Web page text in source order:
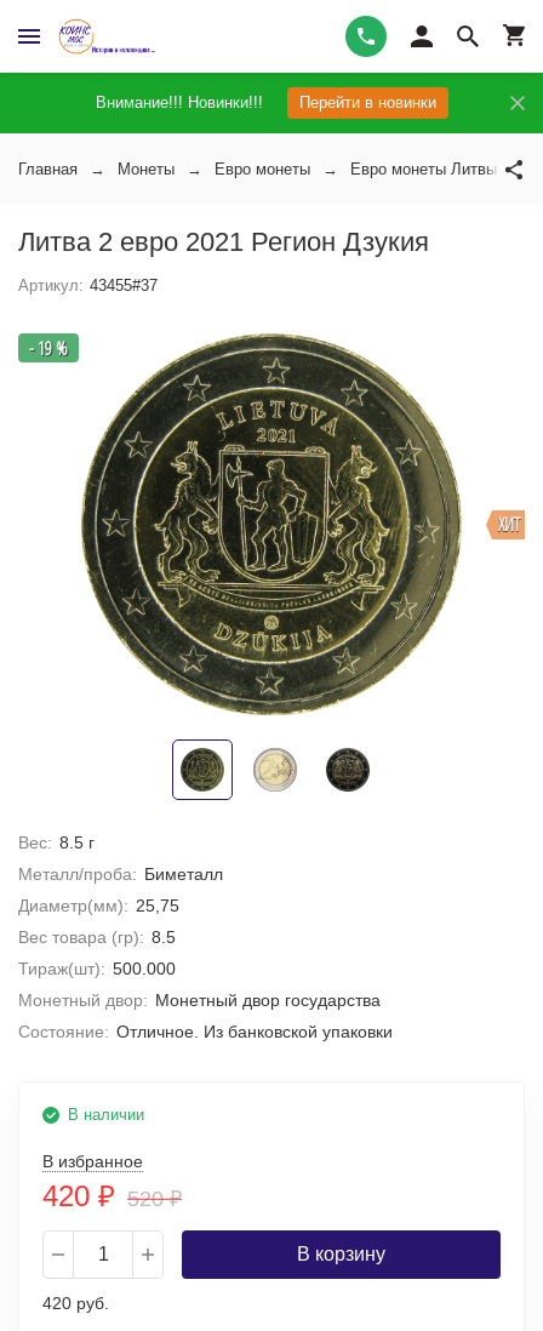
Внимание!!! Новинки!!! Перейти в новинки
Главная Монеты Евро монеты Евро монеты Литвы
Литва 2 евро 2021 Регион Дзукия
Артикул: 43455#37
ХИТ
- 19 %
Вес: 8.5 г
Металл/проба: Биметалл
Диаметр(мм): 25,75
Вес товара (гр): 8.5
Тираж(шт): 500.000
Монетный двор: Монетный двор государства
Состояние: Отличное. Из банковской упаковки
В наличии
В избранное
420 ₽ 520₽
В корзину
420 руб.